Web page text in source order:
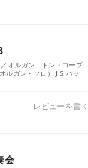
オルガン：トン・コープ
ルガン・ソロ） J.S.バッ
レビューを書く
会